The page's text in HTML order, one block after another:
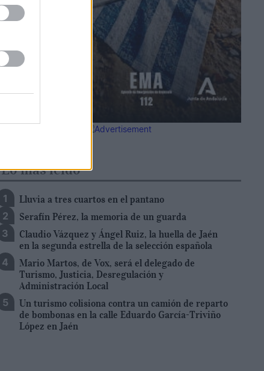
Lo más leído
Lluvia a tres cuartos en el pantano
Serafín Pérez, la memoria de un guarda
Claudio Vázquez y Ángel Ruiz, la huella de Jaén
en la segunda estrella de la selección española
Mario Martos, de Vox, será el delegado de
Turismo, Justicia, Desregulación y
Administración Local
Un turismo colisiona contra un camión de reparto
de bombonas en la calle Eduardo García-Triviño
López en Jaén